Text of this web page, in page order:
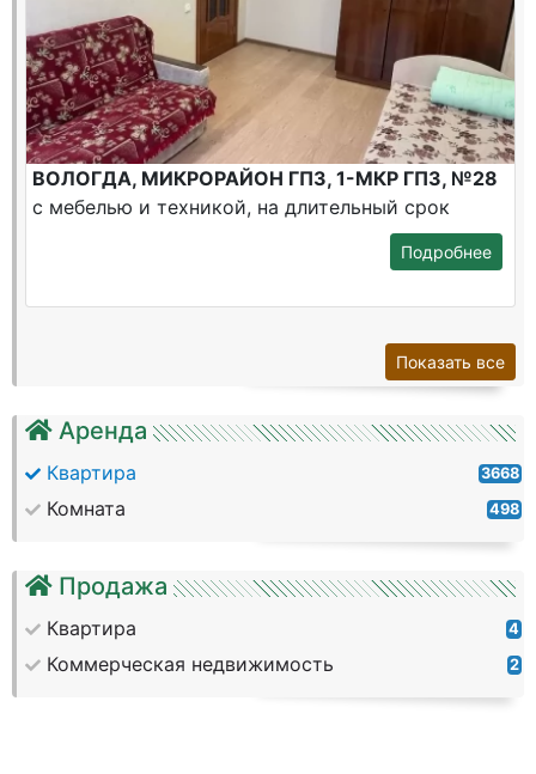
Аренда
Квартира 3668
Комната 498
Продажа
Квартира 4
Коммерческая недвижимость 2
ВОЛОГДА, МИКРОРАЙОН ГПЗ, 1-МКР ГПЗ, №28
с мебелью и техникой, на длительный срок
Подробнее
Показать все